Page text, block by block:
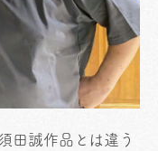
田誠作品とは違う